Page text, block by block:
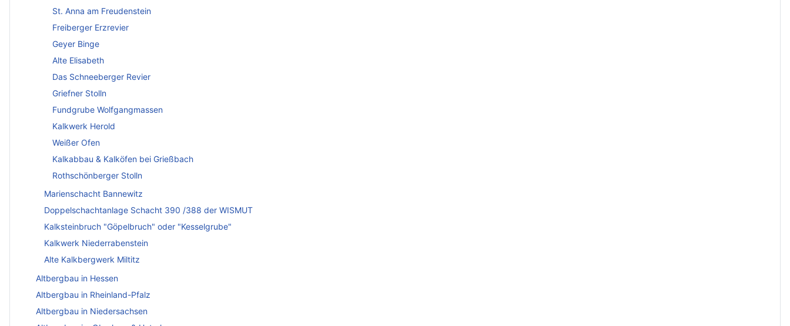
St. Anna am Freudenstein
Freiberger Erzrevier
Geyer Binge
Alte Elisabeth
Das Schneeberger Revier
Griefner Stolln
Fundgrube Wolfgangmassen
Kalkwerk Herold
Weißer Ofen
Kalkabbau & Kalköfen bei Grießbach
Rothschönberger Stolln
Marienschacht Bannewitz
Doppelschachtanlage Schacht 390 /388 der WISMUT
Kalksteinbruch "Göpelbruch" oder "Kesselgrube"
Kalkwerk Niederrabenstein
Alte Kalkbergwerk Miltitz
Altbergbau in Hessen
Altbergbau in Rheinland-Pfalz
Altbergbau in Niedersachsen